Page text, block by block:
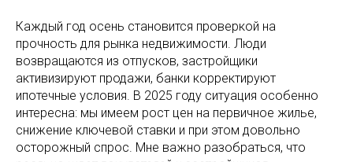
Каждый год осень становится проверкой на
прочность для рынка недвижимости. Люди
возвращаются из отпусков, застройщики
активизируют продажи, банки корректируют
ипотечные условия. В 2025 году ситуация особенно
интересна: мы имеем рост цен на первичное жилье,
снижение ключевой ставки и при этом довольно
осторожный спрос. Мне важно разобраться, что